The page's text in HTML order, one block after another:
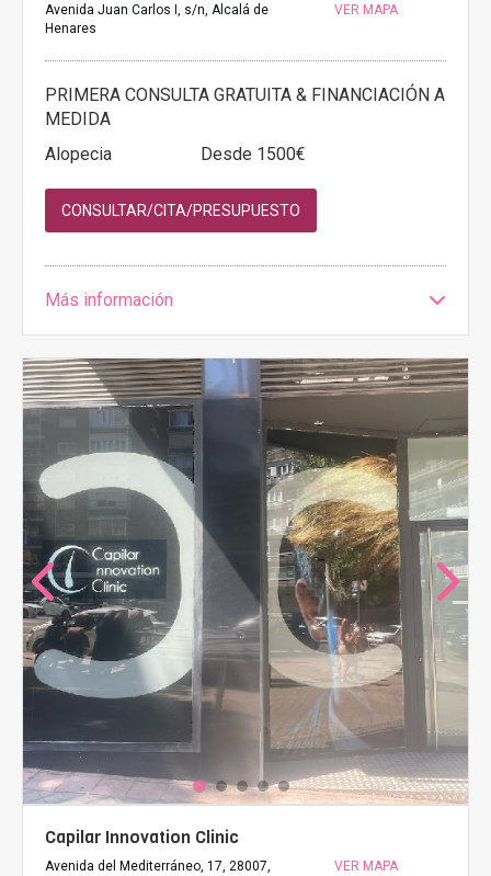
Avenida Juan Carlos I, s/n, Alcalá de
Henares
VER MAPA
PRIMERA CONSULTA GRATUITA & FINANCIACIÓN A
MEDIDA
Alopecia
Desde 1500€
CONSULTAR/CITA/PRESUPUESTO
Más información
Capilar Innovation Clinic
Avenida del Mediterráneo, 17, 28007,
VER MAPA